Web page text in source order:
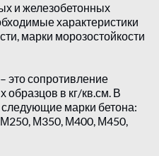
и железобетонных
характеристики
марки морозостойкости
это сопротивление
образцов в кг/кв.см. В
марки бетона:
М350, М400, М450,